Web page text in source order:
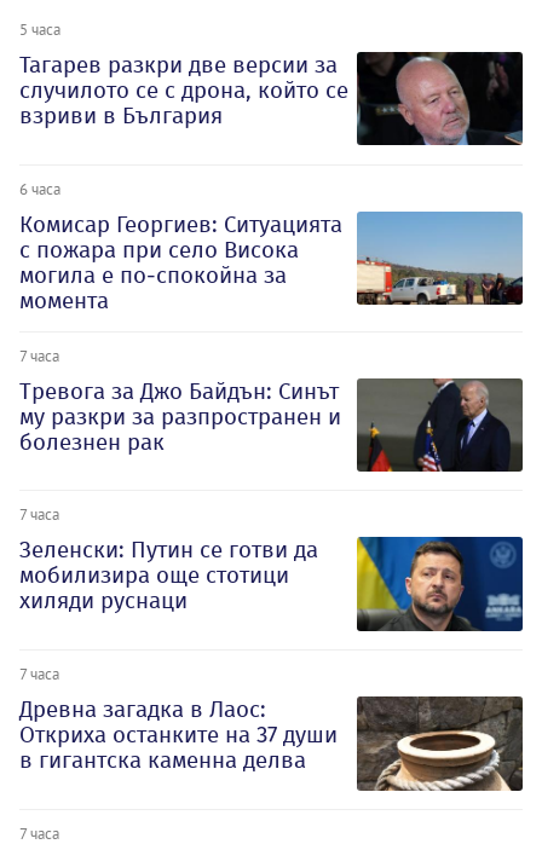
5 часа
Тагарев разкри две версии за
случилото се с дрона, който се
взриви в България
6 часа
Комисар Георгиев: Ситуацията
с пожара при село Висока
могила е по-спокойна за
момента
7 часа
Тревога за Джо Байдън: Синът
му разкри за разпространен и
болезнен рак
7 часа
Зеленски: Путин се готви да
мобилизира още стотици
хиляди руснаци
7 часа
Древна загадка в Лаос:
Откриха останките на 37 души
в гигантска каменна делва
7 часа